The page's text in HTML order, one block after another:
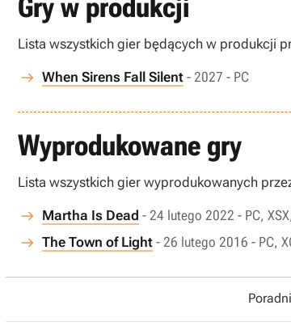
Gry w produkcji
Lista wszystkich gier będących w produkcji
When Sirens Fall Silent - 2027 - PC
Wyprodukowane gry
Lista wszystkich gier wyprodukowanych
Martha Is Dead - 24 lutego 2022 - PC,
The Town of Light - 26 lutego 2016 - PC,